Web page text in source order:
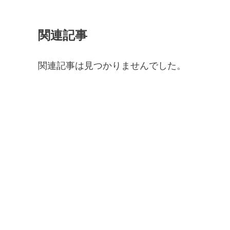
関連記事
関連記事は見つかりませんでした。